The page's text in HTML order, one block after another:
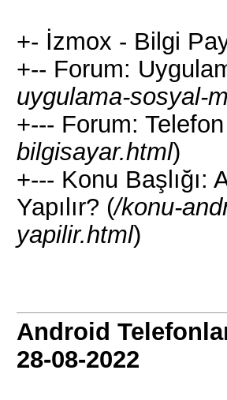
+- İzmox - Bilgi
+-- Forum:
uygulama-sosyal-
+--- Forum:
bilgisayar.html)
+--- Konu Başlığı:
Yapılır? (/konu-
yapilir.html)
Android
28-08-2022